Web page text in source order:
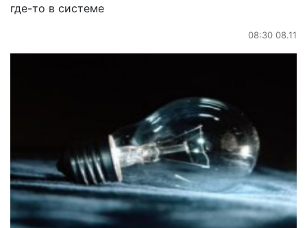
где-то в системе
08:30 08.11